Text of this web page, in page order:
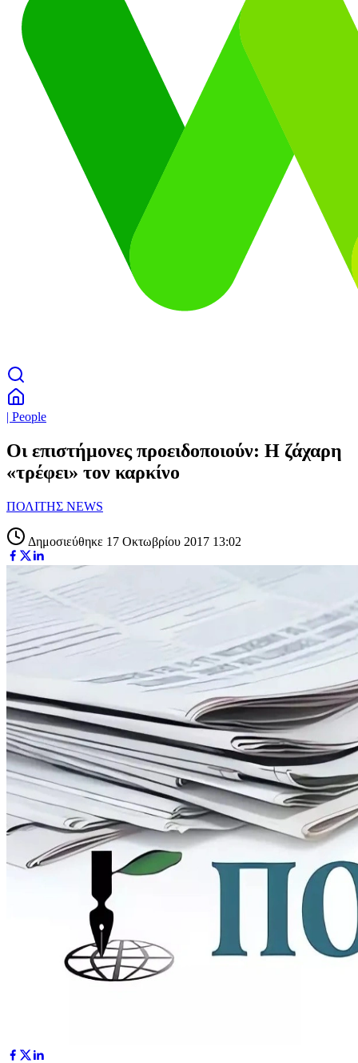
| People
Οι επιστήμονες προειδοποιούν: Η ζάχαρη
«τρέφει» τον καρκίνο
ΠΟΛΙΤΗΣ NEWS
Δημοσιεύθηκε 17 Οκτωβρίου 2017 13:02